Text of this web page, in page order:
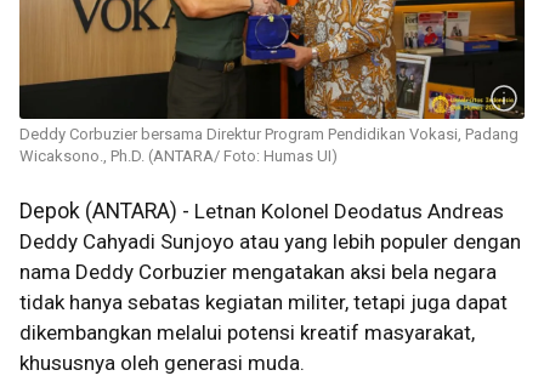
Deddy Corbuzier bersama Direktur Program Pendidikan Vokasi, Padang
Wicaksono., Ph.D. (ANTARA/ Foto: Humas UI)
Depok (ANTARA) - Letnan Kolonel Deodatus Andreas
Deddy Cahyadi Sunjoyo atau yang lebih populer dengan
nama Deddy Corbuzier mengatakan aksi bela negara
tidak hanya sebatas kegiatan militer, tetapi juga dapat
dikembangkan melalui potensi kreatif masyarakat,
khususnya oleh generasi muda.